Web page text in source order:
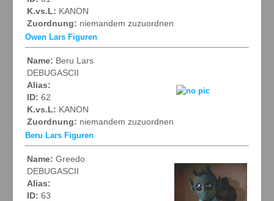
K.vs.L: KANON
Zuordnung: niemandem zuzuordnen
Owen Lars Figuren
Name: Beru Lars
DEBUGASCII
Alias:
ID: 62
K.vs.L: KANON
Zuordnung: niemandem zuzuordnen
Beru Lars Figuren
Name: Greedo
DEBUGASCII
Alias:
ID: 63